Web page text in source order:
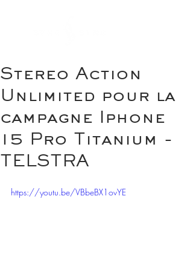
Stereo Action
Unlimited pour la
campagne Iphone
15 Pro Titanium -
TELSTRA
https://youtu.be/VBbeBX1ovYE